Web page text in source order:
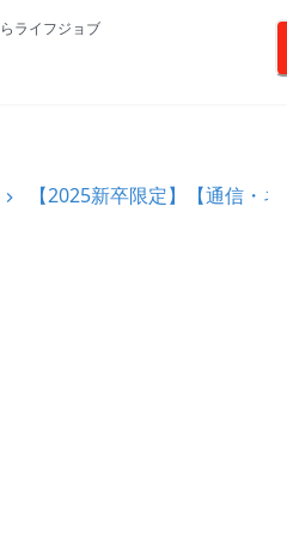
ライフジョブ
【2025新卒限定】【通信・